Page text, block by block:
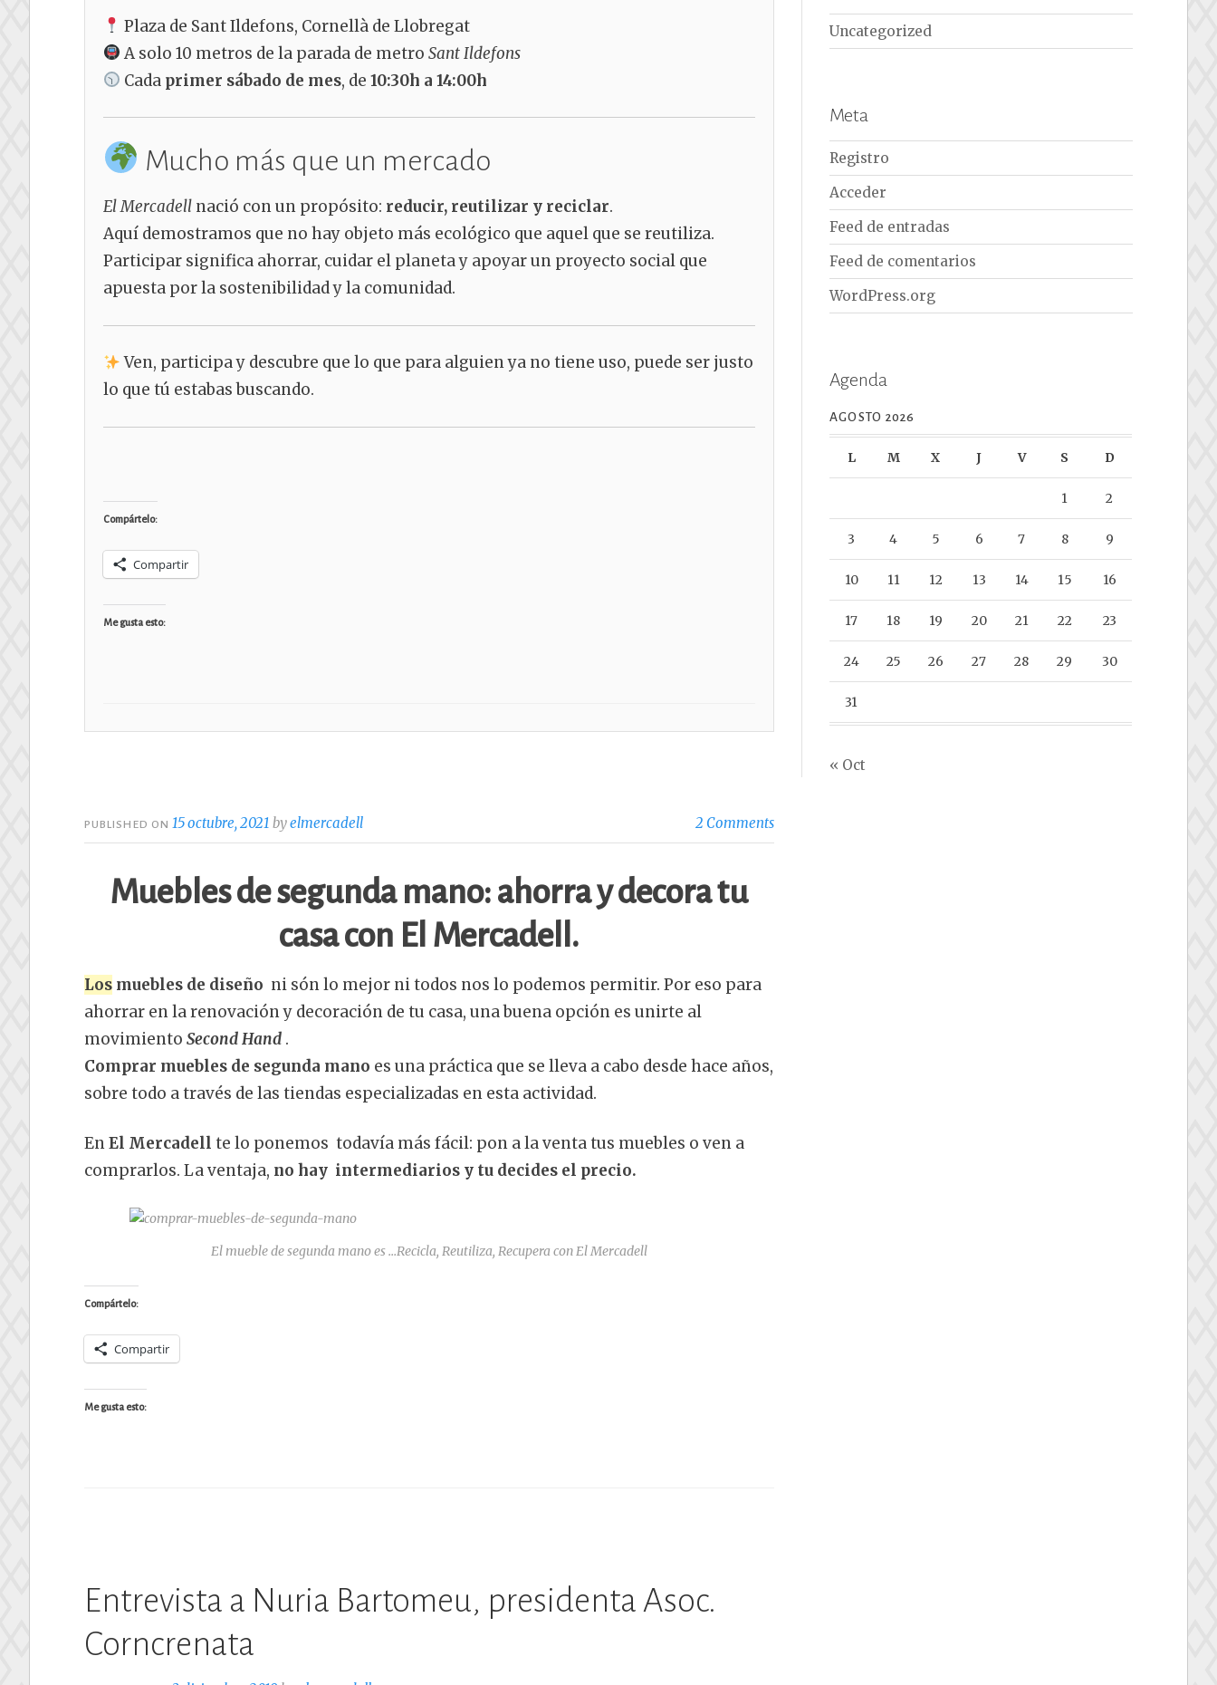
Plaza de Sant Ildefons, Cornellà de Llobregat
A solo 10 metros de la parada de metroSant Ildefons
Cada primer sábado de mes, de10:30h a 14:00h
Mucho más que un mercado
El Mercadell nació con un propósito: reducir, reutilizar y reciclar.
Aquí demostramos que no hay objeto más ecológico que aquel que se reutiliza.
Participar significa ahorrar, cuidar el planeta y apoyar un proyecto social que
apuesta por la sostenibilidad y la comunidad.
Ven, participa y descubre que lo que para alguien ya no tiene uso, puede ser justo
lo que tú estabas buscando.
Compártelo:
Compartir
Me gusta esto:
PUBLISHED ON 15 octubre, 2021 byelmercadell 2 Comments
Muebles de segunda mano: ahorra y decora tu
casa con El Mercadell.
Los muebles de diseño ni són lo mejor ni todos nos lo podemos permitir. Por eso para
ahorrar en la renovación y decoración de tu casa, una buena opción es unirte al
movimiento Second Hand .
Comprar muebles de segunda mano es una práctica que se lleva a cabo desde hace años,
sobre todo a través de las tiendas especializadas en esta actividad.
EnEl Mercadell te lo ponemos todavía más fácil: pon a la venta tus muebles o ven a
comprarlos. La ventaja, no hay intermediarios y tu decides el precio.
El mueble de segunda mano es …Recicla, Reutiliza, Recupera con El Mercadell
Compártelo:
Compartir
Me gusta esto:
Entrevista a Nuria Bartomeu, presidenta Asoc.
Corncrenata
Uncategorized
Meta
Registro
Acceder
Feed de entradas
Feed de comentarios
WordPress.org
Agenda
AGOSTO 2026
L M X J V S D
1 2
3 4 5 6 7 8 9
10 11 12 13 14 15 16
17 18 19 20 21 22 23
24 25 26 27 28 29 30
31
« Oct